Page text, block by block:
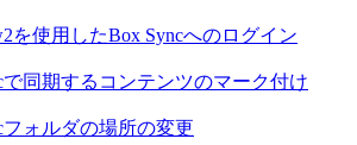
を使用したBox Syncへのログイン
で同期するコンテンツのマーク付け
フォルダの場所の変更